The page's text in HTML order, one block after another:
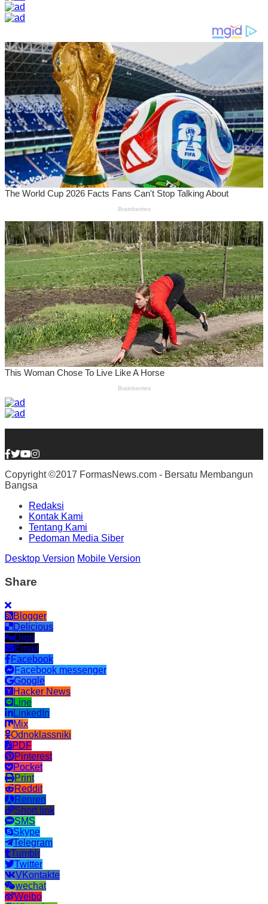
Copyright ©2017 FormasNews.com - Bersatu Membangun
Bangsa
Redaksi
Kontak Kami
Tentang Kami
Pedoman Media Siber
Desktop Version Mobile Version
Share
Blogger
Delicious
Digg
Email
Facebook
Facebook messenger
Google
Hacker News
Line
LinkedIn
Mix
Odnoklassniki
PDF
Pinterest
Pocket
Print
Reddit
Renren
Short link
SMS
Skype
Telegram
Tumblr
Twitter
VKontakte
wechat
Weibo